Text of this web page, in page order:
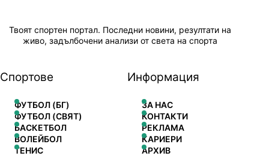
Твоят спортен портал. Последни новини, резултати на
живо, задълбочени анализи от света на спорта
Спортове
ФУТБОЛ (БГ)
ФУТБОЛ (СВЯТ)
БАСКЕТБОЛ
ВОЛЕЙБОЛ
ТЕНИС
Информация
ЗА НАС
КОНТАКТИ
РЕКЛАМА
КАРИЕРИ
АРХИВ